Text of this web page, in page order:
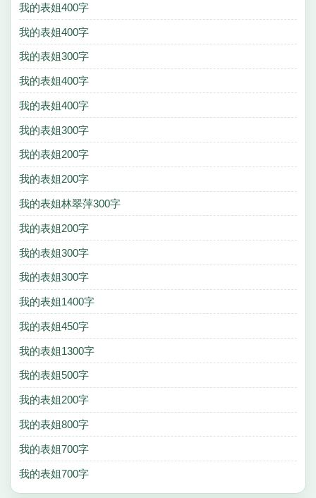
我的表姐400字
我的表姐400字
我的表姐300字
我的表姐400字
我的表姐400字
我的表姐300字
我的表姐200字
我的表姐200字
我的表姐林翠萍300字
我的表姐200字
我的表姐300字
我的表姐300字
我的表姐1400字
我的表姐450字
我的表姐1300字
我的表姐500字
我的表姐200字
我的表姐800字
我的表姐700字
我的表姐700字